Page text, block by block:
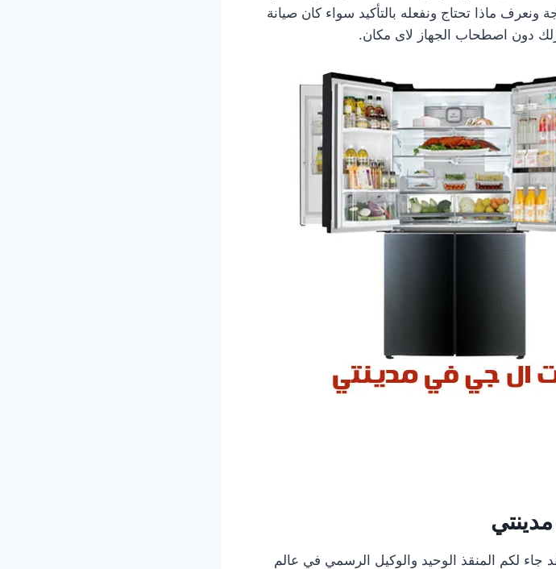
ونعرف ماذا تحتاج ونفعله بالتأكيد سواء كان صيانة
دون اصطحاب الجهاز لاى مكان.
لكم المنقذ الوحيد والوكيل الرسمي في عالم